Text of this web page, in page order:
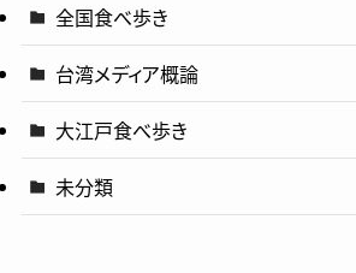
全国食べ歩き
台湾メディア概論
大江戸食べ歩き
未分類